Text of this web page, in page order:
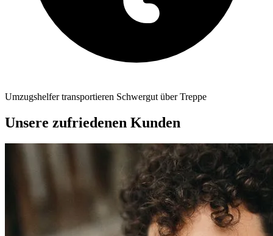
Umzugshelfer transportieren Schwergut über Treppe
Unsere zufriedenen Kunden